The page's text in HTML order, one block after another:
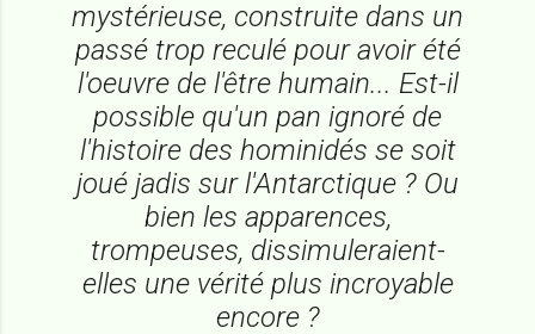
mystérieuse, construite dans un
passé trop reculé pour avoir été
l'oeuvre de l'être humain... Est-il
possible qu'un pan ignoré de
l'histoire des hominidés se soit
joué jadis sur l'Antarctique ? Ou
bien les apparences,
trompeuses, dissimuleraient-
elles une vérité plus incroyable
encore ?